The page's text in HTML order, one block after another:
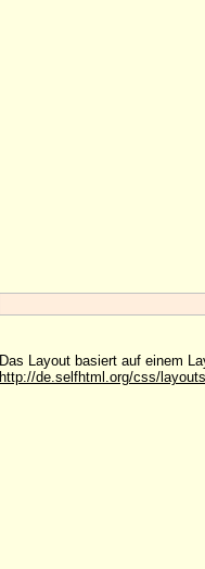
Das Layout basiert auf einem
http://de.selfhtml.org/css/